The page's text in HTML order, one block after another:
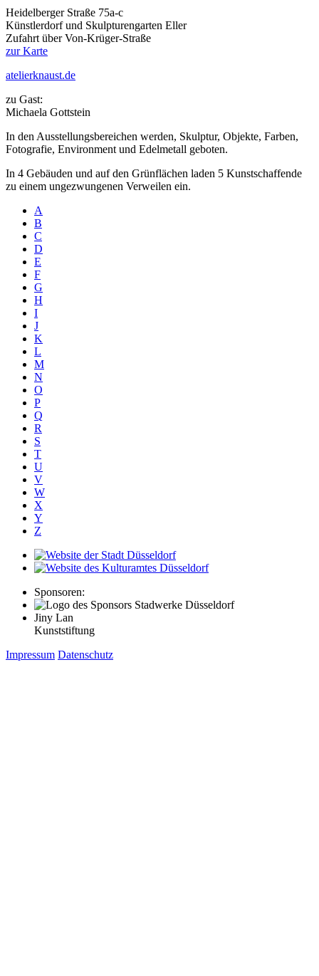
Heidelberger Straße 75a-c
Künstlerdorf und Skulpturengarten Eller
Zufahrt über Von-Krüger-Straße
zur Karte
atelierknaust.de
zu Gast:
Michaela Gottstein
In den Ausstellungsbereichen werden, Skulptur, Objekte, Farben,
Fotografie, Environment und Edelmetall geboten.
In 4 Gebäuden und auf den Grünflächen laden 5 Kunstschaffende
zu einem ungezwungenen Verweilen ein.
A
B
C
D
E
F
G
H
I
J
K
L
M
N
O
P
Q
R
S
T
U
V
W
X
Y
Z
Sponsoren:
Jiny Lan
Kunststiftung
Impressum Datenschutz